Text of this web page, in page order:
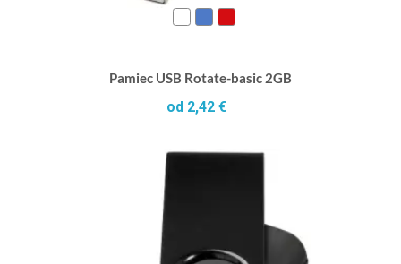
Pamiec USB Rotate-basic 2GB
od 2,42 €